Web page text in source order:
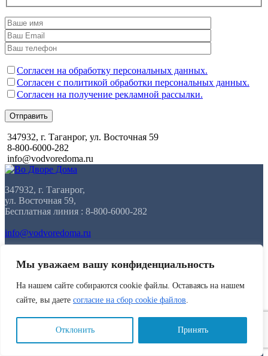
Мы уважаем вашу конфиденциальность
На нашем сайте собираются cookie файлы. Оставаясь на нашем
сайте, вы даете согласие на сбор cookie файлов.
Отклонить Принять
Согласен на обработку персональных данных.
Согласен с политикой обработки персональных данных.
Согласен на получение рекламной рассылки.
Отправить
347932, г. Таганрог, ул. Восточная 59
8-800-6000-282
info@vodvoredoma.ru
347932, г. Таганрог,
ул. Восточная 59,
Бесплатная линия : 8-800-6000-282
info@vodvoredoma.ru
Каталог
Детская площадка
Благоустройство
Изделия для мусора
Меню